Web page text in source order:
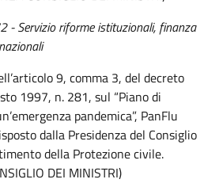
Servizio riforme istituzionali, finanza
9, comma 3, del decreto
1997, n. 281, sul “Piano di
pandemica”, PanFlu
dalla Presidenza del Consiglio
della Protezione civile.
DEI MINISTRI)